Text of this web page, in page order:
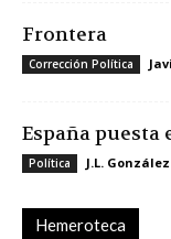
Frontera
Corrección Política
España
Política J.L.
Hemeroteca